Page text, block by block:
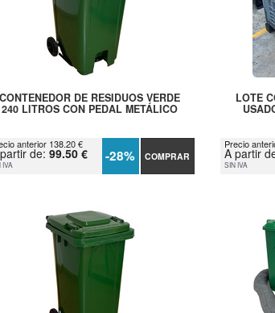
CONTENEDOR DE RESIDUOS VERDE
240 LITROS CON PEDAL METÁLICO
anterior 138.20 €
de: 99.50 €
IVA -28% COMPRAR
LOTE
Precio
A partir
SIN IVA